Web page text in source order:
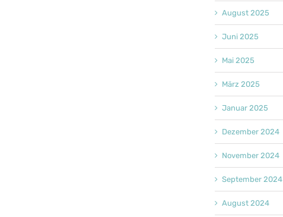
August 2025
Juni 2025
Mai 2025
März 2025
Januar 2025
Dezember 2024
November 2024
September 2024
August 2024